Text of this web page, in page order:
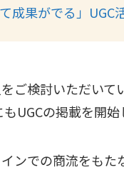
成果がでる」UGC
ご検討いただい
UGCの掲載を開始
ンでの商流をも